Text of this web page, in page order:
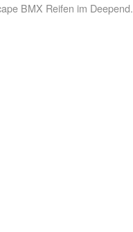
BMX Reifen im Deepend.